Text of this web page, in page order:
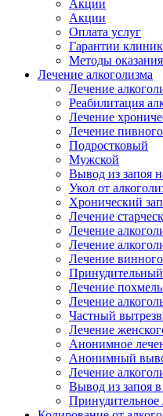
Акции
Акции
Оплата услуг
Гарантии
Методы
Лечение алкоголизма
Лечение
Реабилитация
Лечение
Лечение
Подростковый
Мужской
Вывод из запоя
Укол от
Хронический
Лечение
Лечение
Лечение
Лечение
Лечение
Лечение
Частный
Лечение
Анонимное
Анонимный
Лечение
Вывод из запоя
Принудительное